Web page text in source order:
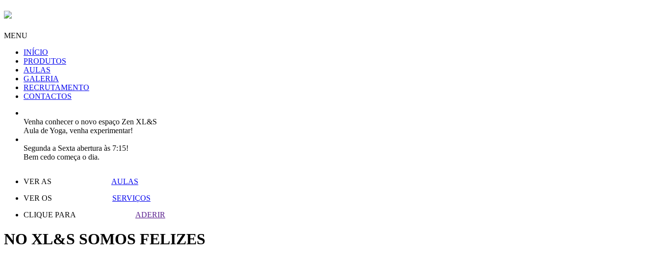
MENU
INÍCIO
PRODUTOS
AULAS
GALERIA
RECRUTAMENTO
CONTACTOS
Venha conhecer o novo espaço Zen XL&S
Aula de Yoga, venha experimentar!
Segunda a Sexta abertura às 7:15!
Bem cedo começa o dia.
VER AS
AULAS
VER OS
SERVIÇOS
CLIQUE PARA
ADERIR
NO XL&S SOMOS FELIZES